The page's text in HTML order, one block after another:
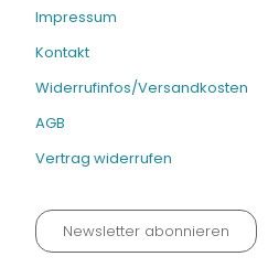
Impressum
Kontakt
Widerrufinfos/Versandkosten
AGB
Vertrag widerrufen
Newsletter abonnieren